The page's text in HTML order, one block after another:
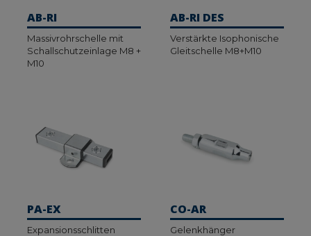
AB-RI
Massivrohrschelle mit
Schallschutzeinlage M8 +
M10
AB-RI DES
Verstärkte Isophonische
Gleitschelle M8+M10
PA-EX
Expansionsschlitten
CO-AR
Gelenkhänger